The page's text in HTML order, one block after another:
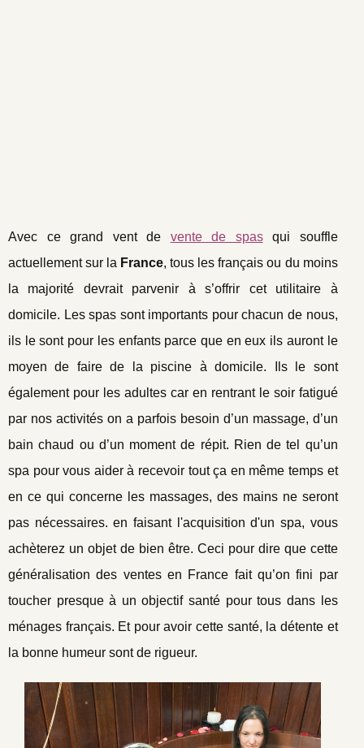
Avec ce grand vent de vente de spasqui souffle
actuellement sur la France, tous les français ou du moins
la majorité devrait parvenir à s’offrir cet utilitaire à
domicile. Les spas sont importants pour chacun de nous,
ils le sont pour les enfants parce que en eux ils auront le
moyen de faire de la piscine à domicile. Ils le sont
également pour les adultes car en rentrant le soir fatigué
par nos activités on a parfois besoin d’un massage, d’un
bain chaud ou d’un moment de répit. Rien de tel qu’un
spa pour vous aider à recevoir tout ça en même temps et
en ce qui concerne les massages, des mains ne seront
pas nécessaires. en faisant l'acquisition d'un spa, vous
achèterez un objet de bien être. Ceci pour dire que cette
généralisation des ventes en France fait qu’on fini par
toucher presque à un objectif santé pour tous dans les
ménages français. Et pour avoir cette santé, la détente et
la bonne humeur sont de rigueur.